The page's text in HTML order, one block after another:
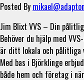
Posted By
Jim Blixt VVS – Din
Behöver du hjälp med
är ditt lokala och
Med bas i Björklinge
både hem och företag i